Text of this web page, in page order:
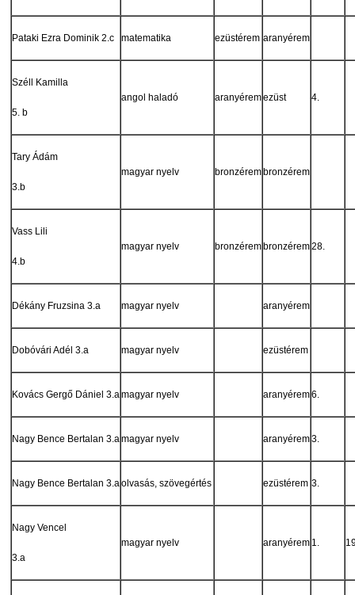
Pataki Ezra Dominik 2.c matematika ezüstérem aranyérem
Széll Kamilla
5. b
angol haladó aranyéremezüst 4.
Tary Ádám
3.b
magyar nyelv bronzérem bronzérem
Vass Lili
4.b
magyar nyelv bronzérem bronzérem28.
Dékány Fruzsina 3.a magyar nyelv aranyérem
Dobóvári Adél 3.a magyar nyelv ezüstérem
Kovács Gergő Dániel 3.amagyar nyelv aranyérem6.
Nagy Bence Bertalan 3.amagyar nyelv aranyérem3.
Nagy Bence Bertalan 3.aolvasás, szövegértés ezüstérem 3.
Nagy Vencel
3.a
magyar nyelv aranyérem 1.